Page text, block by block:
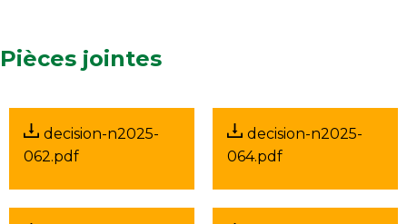
Pièces jointes
decision-n2025-
062.pdf
decision-n2025-
064.pdf